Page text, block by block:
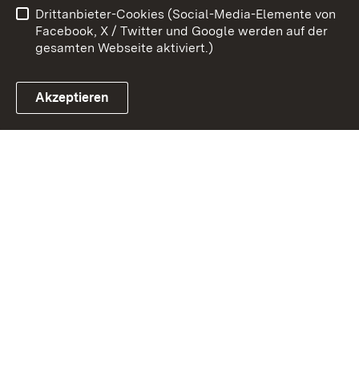
Link zum Landesportal
Impressum Cookies
Drittanbieter-Cookies (Social-Media-Elemente von
Facebook, X / Twitter und Google werden auf der
gesamten Webseite aktiviert.)
Akzeptieren